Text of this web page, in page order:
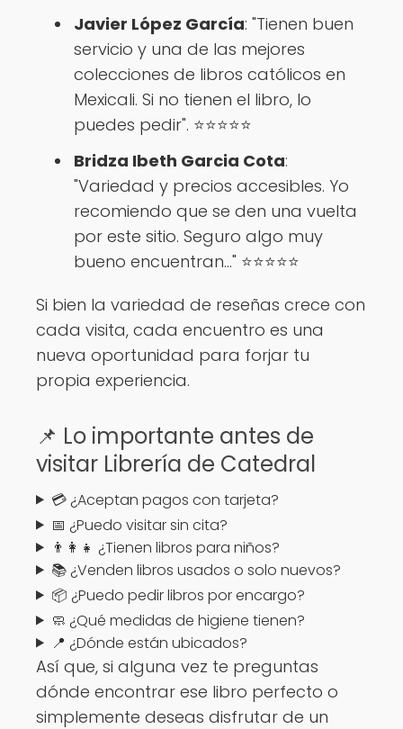
Javier López García: "Tienen buen
servicio y una de las mejores
colecciones de libros católicos en
Mexicali. Si no tienen el libro, lo
puedes pedir". ⭐⭐⭐⭐⭐
Bridza Ibeth Garcia Cota:
"Variedad y precios accesibles. Yo
recomiendo que se den una vuelta
por este sitio. Seguro algo muy
bueno encuentran..." ⭐⭐⭐⭐⭐
Si bien la variedad de reseñas crece con
cada visita, cada encuentro es una
nueva oportunidad para forjar tu
propia experiencia.
📌 Lo importante antes de
visitar Librería de Catedral
💳 ¿Aceptan pagos con tarjeta?
📅 ¿Puedo visitar sin cita?
👨‍👩‍👧 ¿Tienen libros para niños?
📚 ¿Venden libros usados o solo nuevos?
📦 ¿Puedo pedir libros por encargo?
🧼 ¿Qué medidas de higiene tienen?
📍 ¿Dónde están ubicados?
Así que, si alguna vez te preguntas
dónde encontrar ese libro perfecto o
simplemente deseas disfrutar de un